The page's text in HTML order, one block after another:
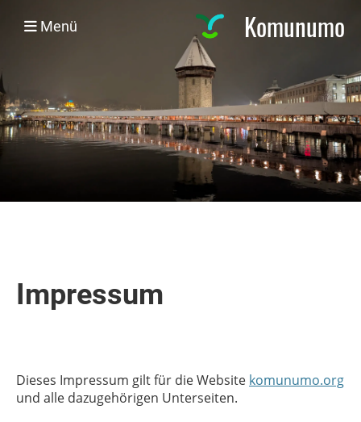
Komunumo
Menü
Impressum
Dieses Impressum gilt für die Website komunumo.org
und alle dazugehörigen Unterseiten.